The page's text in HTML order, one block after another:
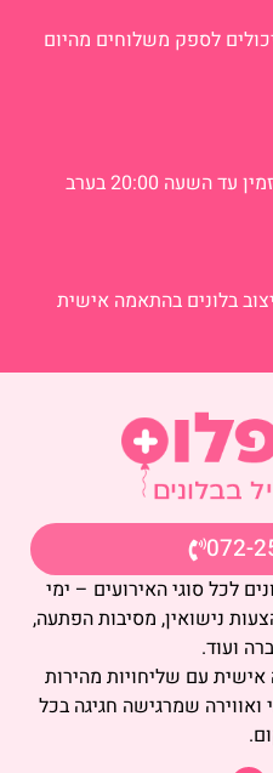
לספק משלוחים מהיום
השעה 20:00 בערב
בלונים בהתאמה אישית
072-
לכל סוגי האירועים – ימי
נישואין, מסיבות הפתעה,
ועוד.
עם שליחויות מהירות
שמרגישה חגיגה בכל